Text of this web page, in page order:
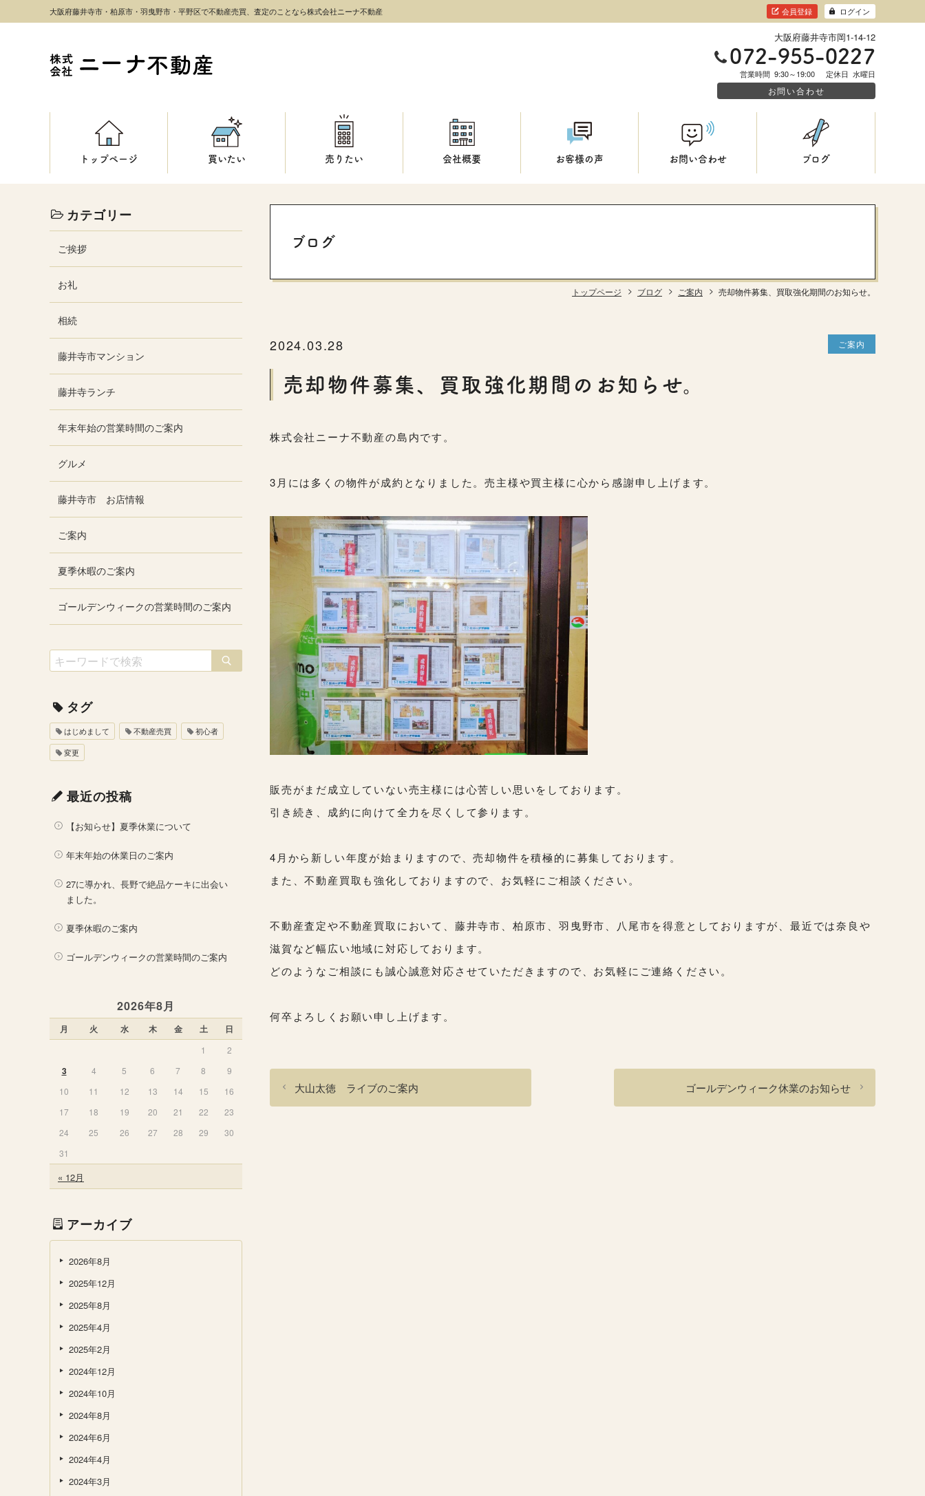
大阪府藤井寺市・柏原市・羽曳野市・平野区で不動産売買、査定のことなら株式会社ニーナ不動産 会員登録 ログイン
大阪府藤井寺市岡1-14-12
072-955-0227
営業時間 9:30～19:00 定休日 水曜日
お問い合わせ
トップページ 買いたい 売りたい 会社概要 お客様の声 お問い合わせ ブログ
ブログ
トップページ ブログ ご案内 売却物件募集、買取強化期間のお知らせ。
2024.03.28 ご案内
売却物件募集、買取強化期間のお知らせ。
株式会社ニーナ不動産の島内です。
3月には多くの物件が成約となりました。売主様や買主様に心から感謝申し上げます。
販売がまだ成立していない売主様には心苦しい思いをしております。
引き続き、成約に向けて全力を尽くして参ります。
4月から新しい年度が始まりますので、売却物件を積極的に募集しております。
また、不動産買取も強化しておりますので、お気軽にご相談ください。
不動産査定や不動産買取において、藤井寺市、柏原市、羽曳野市、八尾市を得意としておりますが、最近では奈良や
滋賀など幅広い地域に対応しております。
どのようなご相談にも誠心誠意対応させていただきますので、お気軽にご連絡ください。
何卒よろしくお願い申し上げます。
大山太徳 ライブのご案内 ゴールデンウィーク休業のお知らせ
カテゴリー
ご挨拶
お礼
相続
藤井寺市マンション
藤井寺ランチ
年末年始の営業時間のご案内
グルメ
藤井寺市 お店情報
ご案内
夏季休暇のご案内
ゴールデンウィークの営業時間のご案内
タグ
はじめまして 不動産売買
初心者
変更
最近の投稿
【お知らせ】夏季休業について
年末年始の休業日のご案内
27に導かれ、長野で絶品ケーキに出会い
ました。
夏季休暇のご案内
ゴールデンウィークの営業時間のご案内
2026年8月
月 火 水 木 金 土 日
« 12月
1 2
3 4 5 6 7 8
9
10
11 12 13 14 15
16
17
18 19 20 21 22
23
24
25 26 27 28 29
30
31
アーカイブ
2026年8月
2025年12月
2025年8月
2025年4月
2025年2月
2024年12月
2024年10月
2024年8月
2024年6月
2024年4月
2024年3月